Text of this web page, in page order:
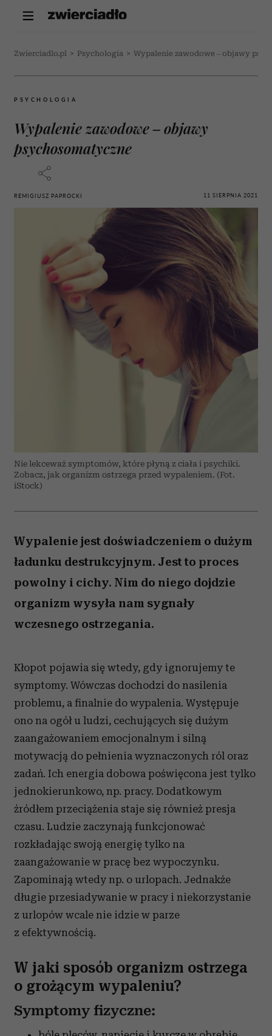
Zwierciadlo.pl > Psychologia > Wypalenie zawodowe – objawy
PSYCHOLOGIA
Wypalenie zawodowe – objawy
psychosomatyczne
REMIGIUSZ PAPROCKI 11 SIERPNIA 2021
Nie lekceważ symptomów, które płyną z ciała i psychiki.
Zobacz, jak organizm ostrzega przed wypaleniem. (Fot.
iStock)
Wypalenie jest doświadczeniem o dużym
ładunku destrukcyjnym. Jest to proces
powolny i cichy. Nim do niego dojdzie
organizm wysyła nam sygnały
wczesnego ostrzegania.
Kłopot pojawia się wtedy, gdy ignorujemy te
symptomy. Wówczas dochodzi do nasilenia
problemu, a finalnie do wypalenia. Występuje
ono na ogół u ludzi, cechujących się dużym
zaangażowaniem emocjonalnym i silną
motywacją do pełnienia wyznaczonych ról oraz
zadań. Ich energia dobowa poświęcona jest tylko
jednokierunkowo, np. pracy. Dodatkowym
źródłem przeciążenia staje się również presja
czasu. Ludzie zaczynają funkcjonować
rozkładając swoją energię tylko na
zaangażowanie w pracę bez wypoczynku.
Zapominają wtedy np. o urlopach. Jednakże
długie przesiadywanie w pracy i niekorzystanie
z urlopów wcale nie idzie w parze
z efektywnością.
W jaki sposób organizm ostrzega
o grożącym wypaleniu?
Symptomy fizyczne: